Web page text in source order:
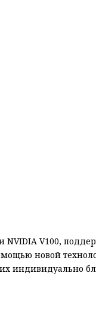
NVIDIA V100,
новой
индивидуально